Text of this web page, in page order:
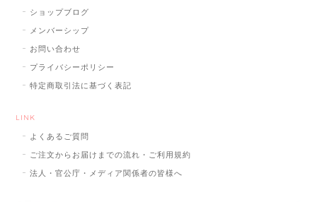
ショップブログ
メンバーシップ
お問い合わせ
プライバシーポリシー
特定商取引法に基づく表記
LINK
よくあるご質問
ご注文からお届けまでの流れ・ご利用規約
法人・官公庁・メディア関係者の皆様へ